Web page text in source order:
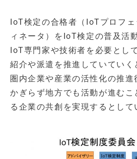
IoT検定の合格者（IoTプロフ
ィネータ）をIoT検定の普及活
IoT専門家や技術者を必要とし
紹介や派遣を推進していてい
圏内企業や産業の活性化の推
かぎらず地方でも活動が進む
る企業の共創を実現するとして